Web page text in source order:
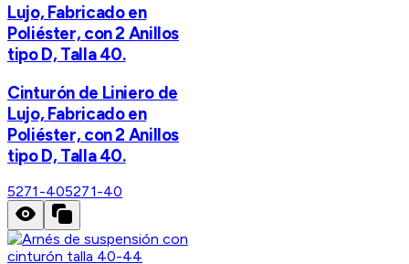
Lujo, Fabricado en
Poliéster, con 2 Anillos
tipo D, Talla 40.
Cinturón de Liniero de
Lujo, Fabricado en
Poliéster, con 2 Anillos
tipo D, Talla 40.
5271-405271-40